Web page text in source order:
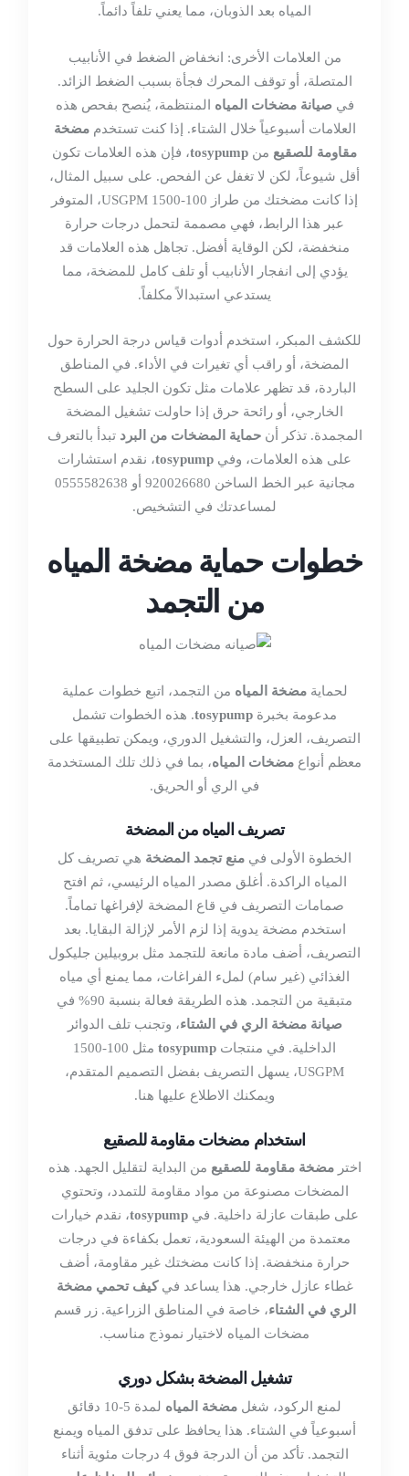
المياه بعد الذوبان، مما يعني تلفاً دائماً.
من العلامات الأخرى: انخفاض الضغط في الأنابيب
المتصلة، أو توقف المحرك فجأة بسبب الضغط الزائد.
فيصيانة مضخات المياه المنتظمة، يُنصح بفحص هذه
العلامات أسبوعياً خلال الشتاء. إذا كنت تستخدممضخة
مقاومة للصقيع من tosypump، فإن هذه العلامات تكون
أقل شيوعاً، لكن لا تغفل عن الفحص. على سبيل المثال،
إذا كانت مضختك من طراز 100-1500 USGPM، المتوفر
عبر هذا الرابط، فهي مصممة لتحمل درجات حرارة
منخفضة، لكن الوقاية أفضل. تجاهل هذه العلامات قد
يؤدي إلى انفجار الأنابيب أو تلف كامل للمضخة، مما
يستدعي استبدالاً مكلفاً.
للكشف المبكر، استخدم أدوات قياس درجة الحرارة حول
المضخة، أو راقب أي تغيرات في الأداء. في المناطق
الباردة، قد تظهر علامات مثل تكون الجليد على السطح
الخارجي، أو رائحة حرق إذا حاولت تشغيل المضخة
المجمدة. تذكر أنحماية المضخات من البرد تبدأ بالتعرف
على هذه العلامات، وفي tosypump، نقدم استشارات
مجانية عبر الخط الساخن 920026680 أو 0555582638
لمساعدتك في التشخيص.
خطوات حماية مضخة المياه
من التجمد
لحمايةمضخة المياه من التجمد، اتبع خطوات عملية
مدعومة بخبرة tosypump. هذه الخطوات تشمل
التصريف، العزل، والتشغيل الدوري، ويمكن تطبيقها على
معظم أنواع مضخات المياه، بما في ذلك تلك المستخدمة
في الري أو الحريق.
تصريف المياه من المضخة
الخطوة الأولى في منع تجمد المضخة هي تصريف كل
المياه الراكدة. أغلق مصدر المياه الرئيسي، ثم افتح
صمامات التصريف في قاع المضخة لإفراغها تماماً.
استخدم مضخة يدوية إذا لزم الأمر لإزالة البقايا. بعد
التصريف، أضف مادة مانعة للتجمد مثل بروبيلين جليكول
الغذائي (غير سام) لملء الفراغات، مما يمنع أي مياه
متبقية من التجمد. هذه الطريقة فعالة بنسبة 90% في
صيانة مضخة الري في الشتاء، وتجنب تلف الدوائر
الداخلية. في منتجات tosypump
مثل 100-1500
USGPM، يسهل التصريف بفضل التصميم المتقدم،
ويمكنك الاطلاع عليها هنا.
استخدام مضخات مقاومة للصقيع
اخترمضخة مقاومة للصقيع من البداية لتقليل الجهد. هذه
المضخات مصنوعة من مواد مقاومة للتمدد، وتحتوي
على طبقات عازلة داخلية. فيtosypump، نقدم خيارات
معتمدة من الهيئة السعودية، تعمل بكفاءة في درجات
حرارة منخفضة. إذا كانت مضختك غير مقاومة، أضف
غطاء عازل خارجي. هذا يساعد فيكيف تحمي مضخة
الري في الشتاء، خاصة في المناطق الزراعية. زر قسم
مضخات المياه لاختيار نموذج مناسب.
تشغيل المضخة بشكل دوري
لمنع الركود، شغل مضخة المياه
لمدة 5-10 دقائق
أسبوعياً في الشتاء. هذا يحافظ على تدفق المياه ويمنع
التجمد. تأكد من أن الدرجة فوق 4 درجات مئوية أثناء